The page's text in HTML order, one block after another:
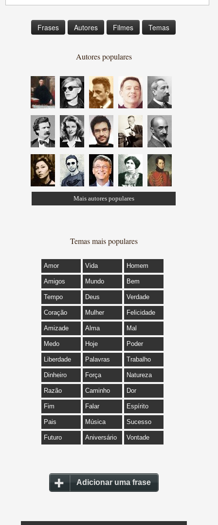
Frases Autores Filmes Temas
Autores populares
Mais autores populares
Temas mais populares
Amor Vida Homem
Amigos Mundo Bem
Tempo Deus Verdade
Coração Mulher Felicidade
Amizade Alma Mal
Medo Hoje Poder
Liberdade Palavras Trabalho
Dinheiro Força Natureza
Razão Caminho Dor
Fim Falar Espírito
Pais Música Sucesso
Futuro Aniversário Vontade
Adicionar uma frase